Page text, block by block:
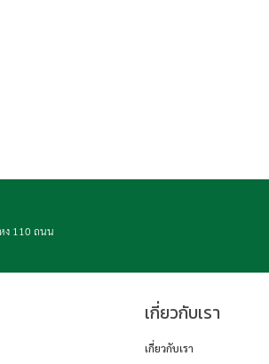
ง 110 ถนน
เกี่ยวกับเรา
เกี่ยวกับเรา